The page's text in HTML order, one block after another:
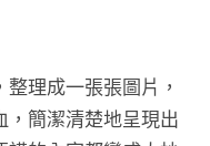
理成一張張圖片，
簡潔清楚地呈現出